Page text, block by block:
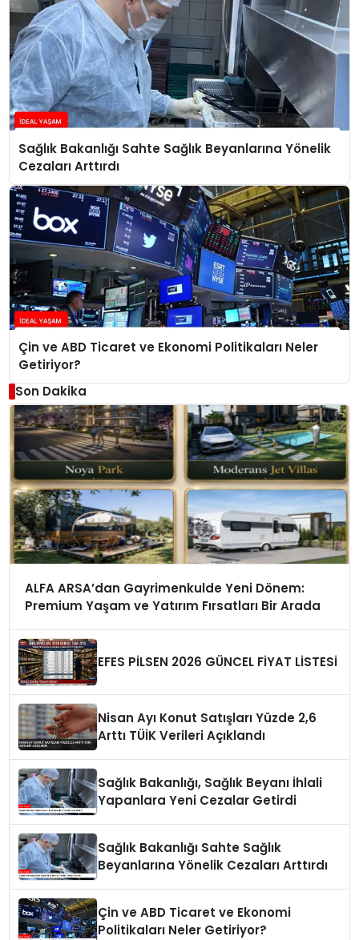
Sağlık Bakanlığı Sahte Sağlık Beyanlarına Yönelik
Cezaları Arttırdı
Çin ve ABD Ticaret ve Ekonomi Politikaları Neler
Getiriyor?
Son Dakika
ALFA ARSA’dan Gayrimenkulde Yeni Dönem:
Premium Yaşam ve Yatırım Fırsatları Bir Arada
EFES PİLSEN 2026 GÜNCEL FİYAT LİSTESİ
Nisan Ayı Konut Satışları Yüzde 2,6
Arttı TÜİK Verileri Açıklandı
Sağlık Bakanlığı, Sağlık Beyanı İhlali
Yapanlara Yeni Cezalar Getirdi
Sağlık Bakanlığı Sahte Sağlık
Beyanlarına Yönelik Cezaları Arttırdı
Çin ve ABD Ticaret ve Ekonomi
Politikaları Neler Getiriyor?